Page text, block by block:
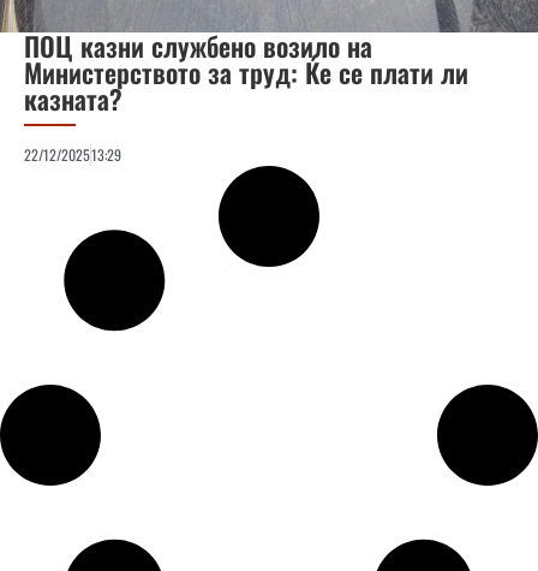
ПОЦ казни службено возило на
Министерството за труд: Ќе се плати ли
казната?
22/12/202513:29